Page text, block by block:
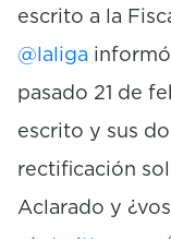
escrito a la
@laliga
pasado 21 de
escrito y sus
rectificación
Aclarado y